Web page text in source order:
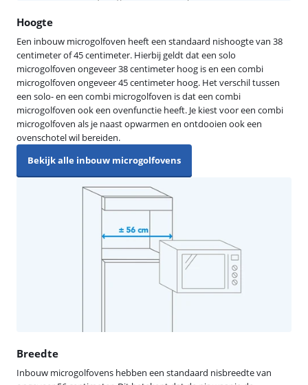
Hoogte
Een inbouw microgolfoven heeft een standaard nishoogte van 38
centimeter of 45 centimeter. Hierbij geldt dat een solo
microgolfoven ongeveer 38 centimeter hoog is en een combi
microgolfoven ongeveer 45 centimeter hoog. Het verschil tussen
een solo- en een combi microgolfoven is dat een combi
microgolfoven ook een ovenfunctie heeft. Je kiest voor een combi
microgolfoven als je naast opwarmen en ontdooien ook een
ovenschotel wil bereiden.
Bekijk alle inbouw microgolfovens
Breedte
Inbouw microgolfovens hebben een standaard nisbreedte van